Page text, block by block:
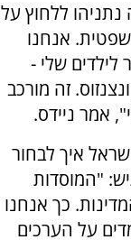
ללחוץ על
אנחנו
שלי -
זה מורכב
אמר ניידס.
איך לבחור
"המוסדות
כך אנחנו
על הערכים